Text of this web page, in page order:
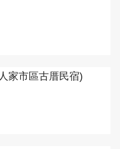
家市區古厝民宿)